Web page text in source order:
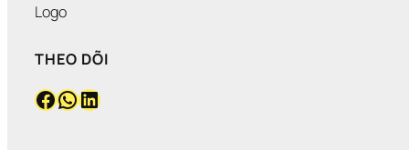
Logo
THEO DÕI
Facebook WhatsApp LinkedIn